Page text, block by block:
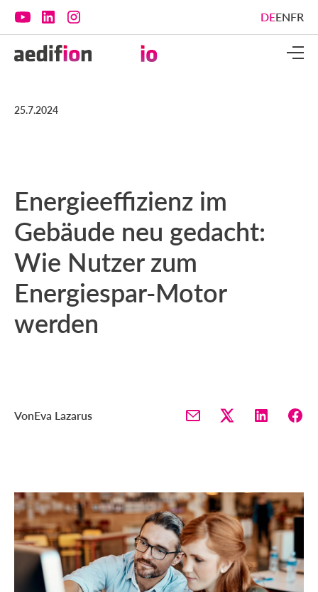
DEENFR
25.7.2024
Energieeffizienz im
Gebäude neu gedacht:
Wie Nutzer zum
Energiespar-Motor
werden
VonEva Lazarus